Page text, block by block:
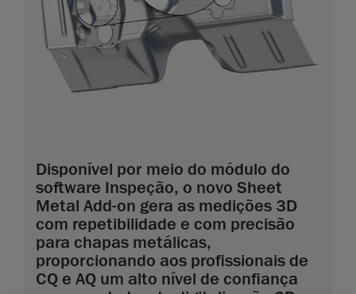
Disponível por meio do módulo do
software Inspeção, o novo Sheet
Metal Add-on gera as medições 3D
com repetibilidade e com precisão
para chapas metálicas,
proporcionando aos profissionais de
CQ e AQ um alto nível de confiança